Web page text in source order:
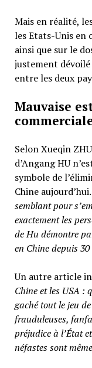
Mais en réalité,
les Etats-Unis en
ainsi que sur le
justement
entre les deux
Mauvaise
Selon Xueqin
d’Angang HU
symbole de
Chine aujourd’hui.
semblant pour
exactement les
de Hu démontre
en Chine depuis 30
Un autre article
Chine et les USA :
gaché tout le jeu
frauduleuses,
préjudice à l’État
néfastes sont